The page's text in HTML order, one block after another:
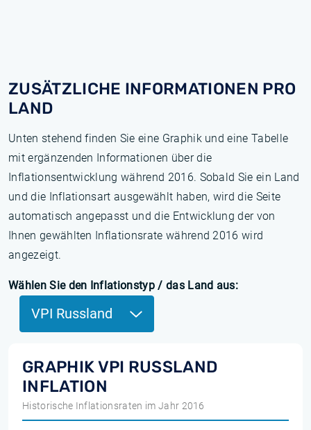
ZUSÄTZLICHE INFORMATIONEN PRO
LAND
Unten stehend finden Sie eine Graphik und eine Tabelle
mit ergänzenden Informationen über die
Inflationsentwicklung während 2016. Sobald Sie ein Land
und die Inflationsart ausgewählt haben, wird die Seite
automatisch angepasst und die Entwicklung der von
Ihnen gewählten Inflationsrate während 2016 wird
angezeigt.
Wählen Sie den Inflationstyp / das Land aus:
VPI Russland
GRAPHIK VPI RUSSLAND
INFLATION
Historische Inflationsraten im Jahr 2016